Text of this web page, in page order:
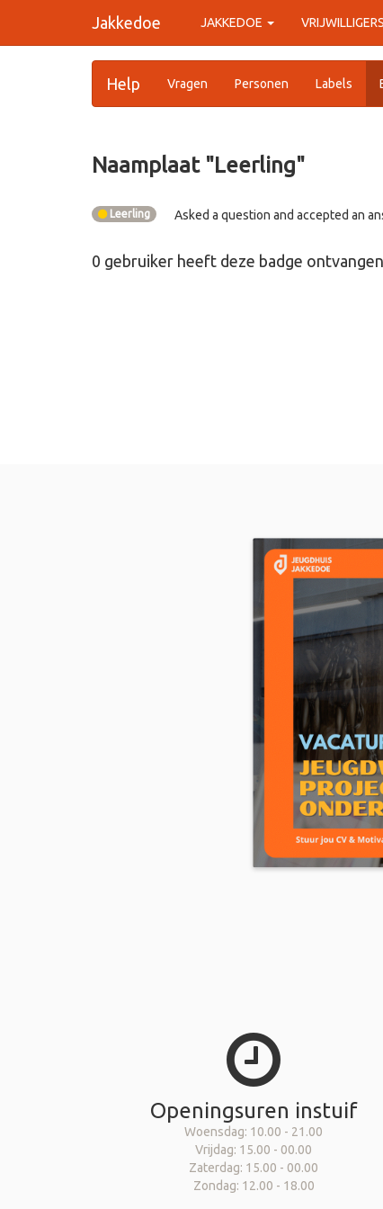
Jakkedoe JAKKEDOE VRIJWILLIGERS
Help Vragen Personen Labels
Naamplaat "Leerling"
Leerling Asked a question and accepted an
0 gebruiker heeft deze badge
Openingsuren instuif
Woensdag: 10.00 - 21.00
Vrijdag: 15.00 - 00.00
Zaterdag: 15.00 - 00.00
Zondag: 12.00 - 18.00